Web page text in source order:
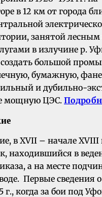
в 12 км от города
занятой
в излучине р.
создать большой
бумажную,
и дубильно-
мощную ЦЭС.
в XVII – начале XVIII
находившийся в
а на месте
Первые сведения
г., когда за бои под